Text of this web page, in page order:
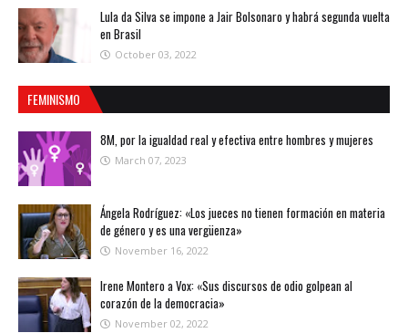
Lula da Silva se impone a Jair Bolsonaro y habrá segunda vuelta
en Brasil
October 03, 2022
FEMINISMO
8M, por la igualdad real y efectiva entre hombres y mujeres
March 07, 2023
Ángela Rodríguez: «Los jueces no tienen formación en materia
de género y es una vergüenza»
November 16, 2022
Irene Montero a Vox: «Sus discursos de odio golpean al
corazón de la democracia»
November 02, 2022